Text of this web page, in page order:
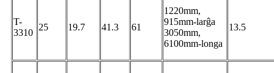
T-
3310
25 19.7 41.3 61
1220mm,
915mm-larĝa
3050mm,
6100mm-longa
13.5